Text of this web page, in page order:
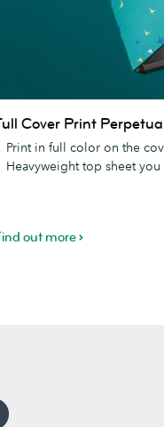
Cover Print
Print in full color on the
Heavyweight top sheet
out more